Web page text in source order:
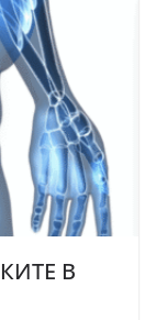
В